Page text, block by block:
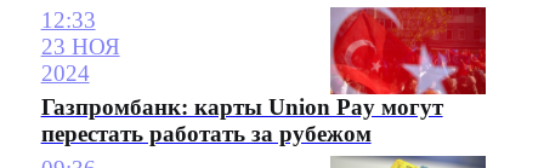
12:33
23 НОЯ
2024
Газпромбанк: карты Union Pay могут
перестать работать за рубежом